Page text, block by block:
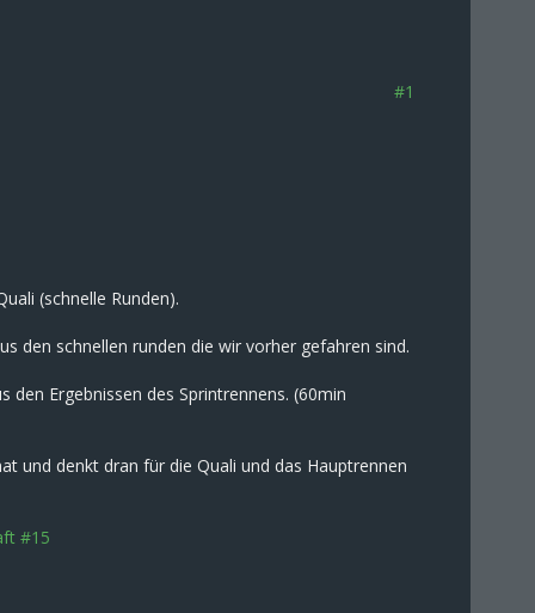
#1
(schnelle Runden).
den schnellen runden die wir vorher gefahren sind.
Ergebnissen des Sprintrennens. (60min
und denkt dran für die Quali und das Hauptrennen
#15